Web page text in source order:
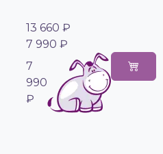
13 660 ₽
7 990 ₽
7
990
₽